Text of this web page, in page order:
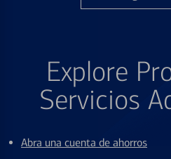
Explore
Servicios
Abra una cuenta de ahorros